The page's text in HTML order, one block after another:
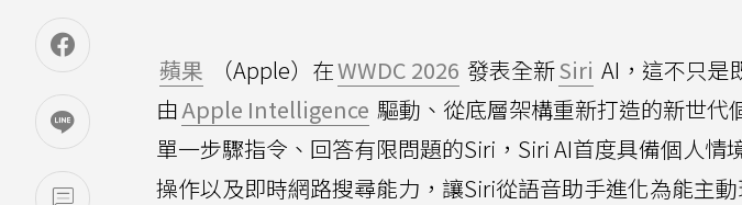
蘋果 （Apple）在WWDC 2026 發表全新Siri AI，這不只是
由Apple Intelligence 驅動、從底層架構重新打造的新世代
單一步驟指令、回答有限問題的Siri，Siri AI首度具備個人情
操作以及即時網路搜尋能力，讓Siri從語音助手進化為能主